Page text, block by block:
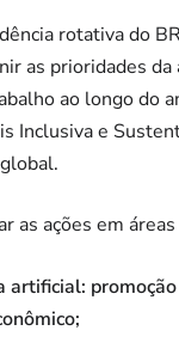
rotativa do
as prioridades
ao longo do
Inclusiva e
as ações em
artificial: